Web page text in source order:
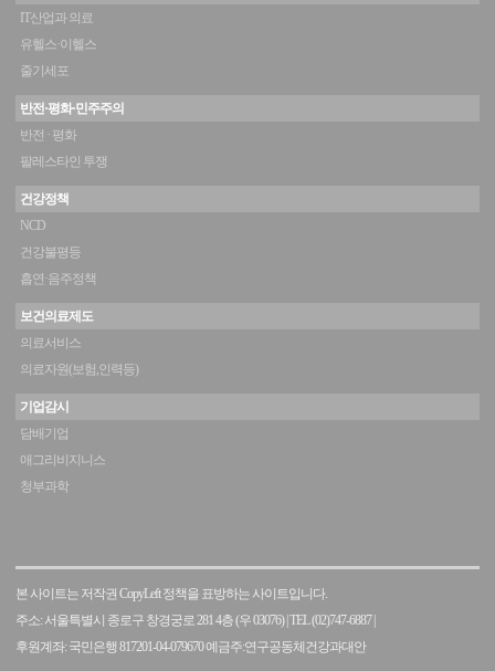
IT산업과 의료
유헬스·이헬스
줄기세포
반전·평화·민주주의
반전 · 평화
팔레스타인 투쟁
건강정책
NCD
건강불평등
흡연·음주정책
보건의료제도
의료서비스
의료자원(보험,인력등)
기업감시
담배기업
애그리비지니스
청부과학
본 사이트는 저작권 CopyLeft 정책을 표방하는 사이트입니다.
주소: 서울특별시 종로구 창경궁로 281 4층 (우 03076)| TEL (02)747-6887|
후원계좌: 국민은행 817201-04-079670 예금주:연구공동체건강과대안